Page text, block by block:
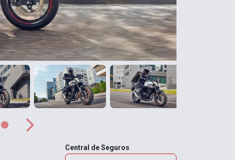
Próximo
Central de Seguros